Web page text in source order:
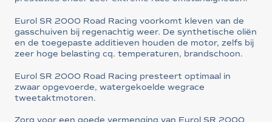
Eurol SR 2000 Road Racing voorkomt kleven van de
gasschuiven bij regenachtig weer. De synthetische oliën
en de toegepaste additieven houden de motor, zelfs bij
zeer hoge belasting cq. temperaturen, brandschoon.
Eurol SR 2000 Road Racing presteert optimaal in
zwaar opgevoerde, watergekoelde wegrace
tweetaktmotoren.